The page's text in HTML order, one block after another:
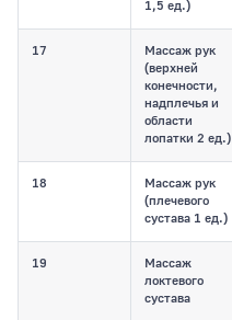
1,5 ед.)
17
Массаж рук
(верхней
конечности,
надплечья и
области
лопатки 2 ед.)
18
Массаж рук
(плечевого
сустава 1 ед.)
19
Массаж
локтевого
сустава